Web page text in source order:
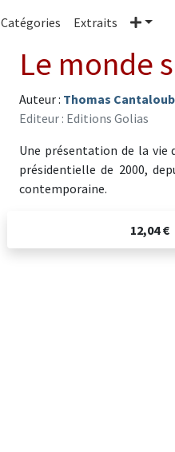
Catégories Extraits Plus
Le monde
Auteur : Thomas
Editeur : Editions Golias
Une présentation de la vie
présidentielle de 2000,
contemporaine.
12,04 €